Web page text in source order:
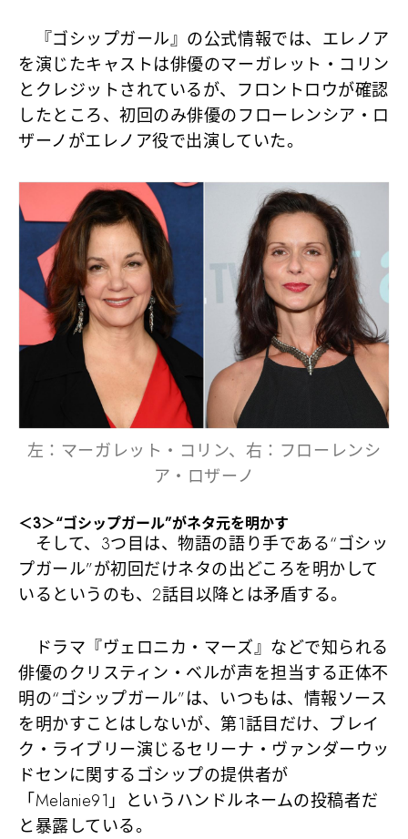
『ゴシップガール』の公式情報では、エレノア
を演じたキャストは俳優のマーガレット・コリン
とクレジットされているが、フロントロウが確認
したところ、初回のみ俳優のフローレンシア・ロ
ザーノがエレノア役で出演していた。
左：マーガレット・コリン、右：フローレンシ
ア・ロザーノ
＜3＞“ゴシップガール”がネタ元を明かす
そして、3つ目は、物語の語り手である“ゴシッ
プガール”が初回だけネタの出どころを明かして
いるというのも、2話目以降とは矛盾する。
ドラマ『ヴェロニカ・マーズ』などで知られる
俳優のクリスティン・ベルが声を担当する正体不
明の“ゴシップガール”は、いつもは、情報ソース
を明かすことはしないが、第1話目だけ、ブレイ
ク・ライブリー演じるセリーナ・ヴァンダーウッ
ドセンに関するゴシップの提供者が
「Melanie91」というハンドルネームの投稿者だ
と暴露している。